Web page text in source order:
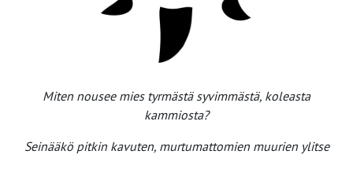
Miten nousee mies tyrmästä syvimmästä, koleasta
kammiosta?
Seinääkö pitkin kavuten, murtumattomien muurien ylitse